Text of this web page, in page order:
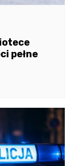
pełne